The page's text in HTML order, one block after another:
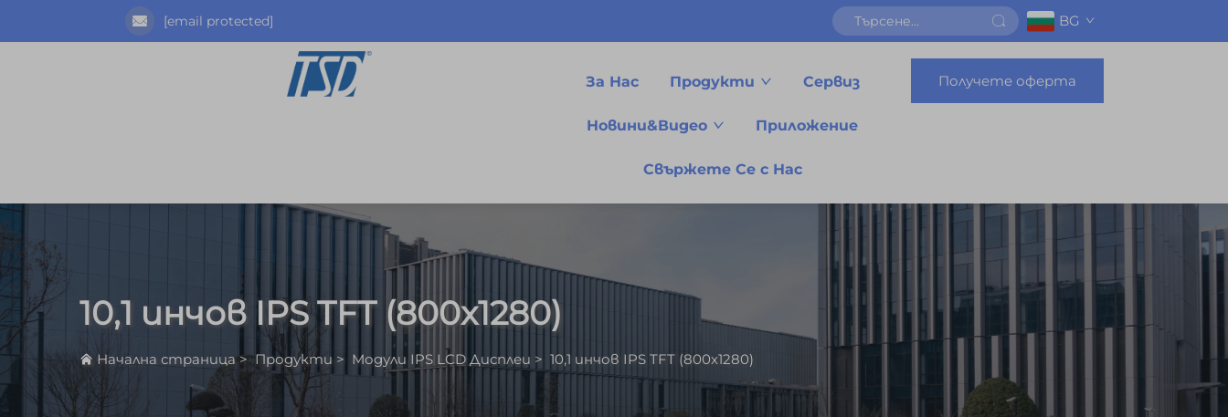
[email protected] BG
За Нас Продукти Сервиз
Новини&Видео Приложение
Свържете Се с Нас
Получете оферта
10,1 инчов IPS TFT (800x1280)
Начална страница>Продукти > Модули IPS LCD Дисплеи > 10,1 инчов IPS TFT (800x1280)